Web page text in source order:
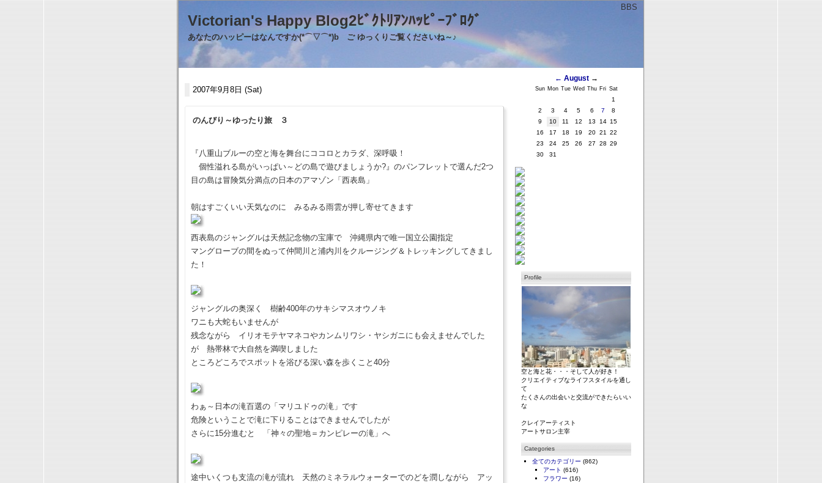
BBS
Victorian's Happy Blog2ﾋﾞｸﾄﾘｱﾝﾊｯﾋﾟｰﾌﾞﾛｸﾞ
あなたのハッピーはなんですか(*⌒▽⌒*)b ご ゆっくりご覧くださいね～♪
2007年9月8日 (Sat)
のんびり～ゆったり旅 ３
『八重山ブルーの空と海を舞台にココロとカラダ、深呼吸！
個性溢れる島がいっぱい～どの島で遊びましょうか?』のパンフレットで選んだ2つ
目の島は冒険気分満点の日本のアマゾン「西表島」
朝はすごくいい天気なのに みるみる雨雲が押し寄せてきます
西表島のジャングルは天然記念物の宝庫で 沖縄県内で唯一国立公園指定
マングローブの間をぬって仲間川と浦内川をクルージング＆トレッキングしてきまし
た！
ジャングルの奥深く 樹齢400年のサキシマスオウノキ
ワニも大蛇もいませんが
残念ながら イリオモテヤマネコやカンムリワシ・ヤシガニにも会えませんでした
が 熱帯林で大自然を満喫しました
ところどころでスポットを浴びる深い森を歩くこと40分
わぁ～日本の滝百選の「マリユドゥの滝」です
危険ということで滝に下りることはできませんでしたが
さらに15分進むと 「神々の聖地＝カンピレーの滝」へ
途中いくつも支流の滝が流れ 天然のミネラルウォーターでのどを潤しながら アッ
← August→
Sun Mon Tue Wed Thu Fri Sat
1
2
3 4 5 6 7
8
9
10 11 12 13 14 15
16
17 18 19 20 21
22
23
24 25 26 27 28 29
30
31
Profile
空と海と花・・・そして人が好き！
クリエイティブなライフスタイルを通し
て
たくさんの出会いと交流ができたらいい
な
クレイアーティスト
アートサロン主宰
Categories
全てのカテゴリー (862)
アート (616)
フラワー (16)